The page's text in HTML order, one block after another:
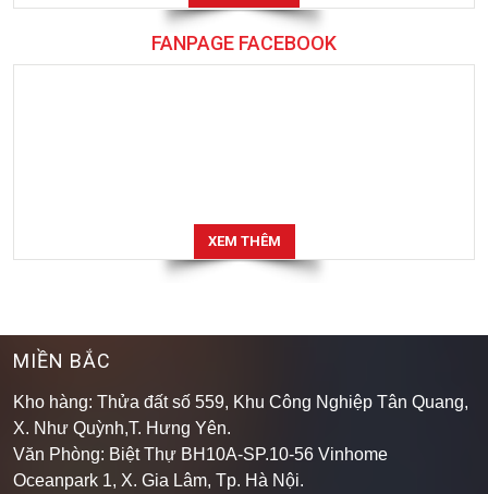
FANPAGE FACEBOOK
XEM THÊM
MIỀN BẮC
Kho hàng: Thửa đất số 559, Khu Công Nghiệp Tân Quang,
X. Như Quỳnh,T. Hưng Yên.
Văn Phòng: Biệt Thự BH10A-SP.10-56 Vinhome
Oceanpark 1, X. Gia Lâm, Tp. Hà Nội.